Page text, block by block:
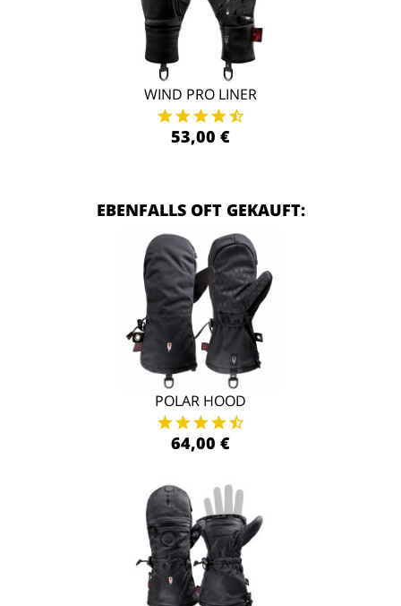
WIND PRO LINER
53,00 €
EBENFALLS OFT GEKAUFT:
POLAR HOOD
64,00 €